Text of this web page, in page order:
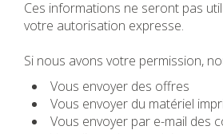
Ces informations ne seront pas
votre autorisation expresse.
Si nous avons votre permission,
Vous envoyer des offres
Vous envoyer du matériel
Vous envoyer par e-mail des